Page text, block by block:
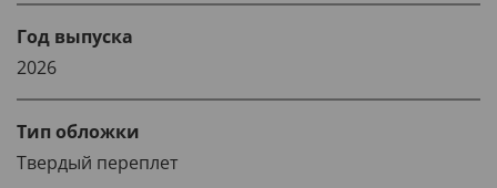
Год выпуска
2026
Тип обложки
Твердый переплет